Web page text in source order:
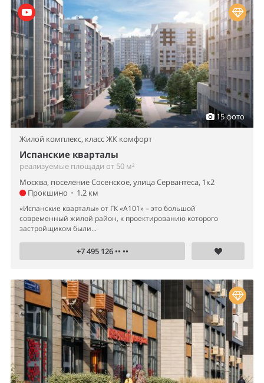
15 фото
Жилой комплекс, класс ЖК комфорт
Испанские кварталы
реализуемые площади от 50 м²
Москва, поселение Сосенское, улица Сервантеса, 1к2
Прокшино • 1.2 км
«Испанские кварталы» от ГК «А101» – это большой
современный жилой район, к проектированию которого
застройщиком были...
+7 495 126 •• ••